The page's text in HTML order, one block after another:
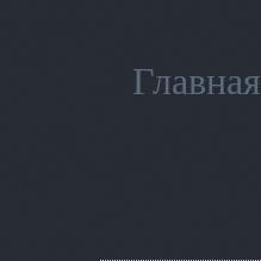
Главная